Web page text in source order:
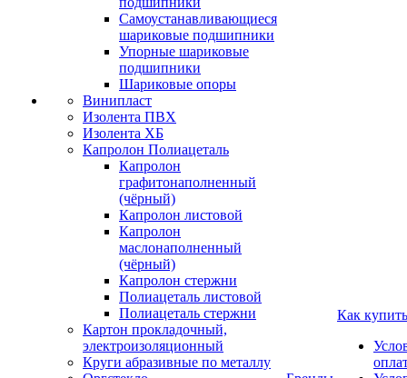
Самоустанавливающиеся
шариковые подшипники
Упорные шариковые
подшипники
Шариковые опоры
Винипласт
Изолента ПВХ
Изолента ХБ
Капролон Полиацеталь
Капролон
графитонаполненный
(чёрный)
Капролон листовой
Капролон
маслонаполненный
(чёрный)
Капролон стержни
Полиацеталь листовой
Полиацеталь стержни
Картон прокладочный,
электроизоляционный
Круги абразивные по металлу
Как купить